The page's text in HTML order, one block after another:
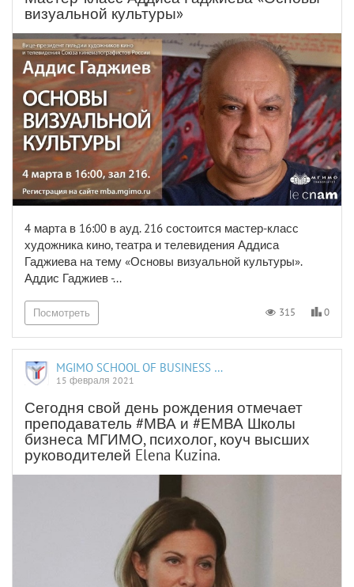
визуальной культуры»
4 марта в 16:00 в ауд. 216 состоится мастер-класс
художника кино, театра и телевидения Аддиса
Гаджиева на тему «Основы визуальной культуры».
Аддис Гаджиев -...
Посмотреть 315 0
MGIMO SCHOOL OF BUSINESS AND INTERNATIONAL PROFICIENCY
15 февраля 2021
Сегодня свой день рождения отмечает
преподаватель #МВА и #ЕМВА Школы
бизнеса МГИМО, психолог, коуч высших
руководителей Elena Kuzina.